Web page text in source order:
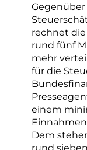
rechnet
rund fünf
mehr
für die
einem
Einnahmen
Dem